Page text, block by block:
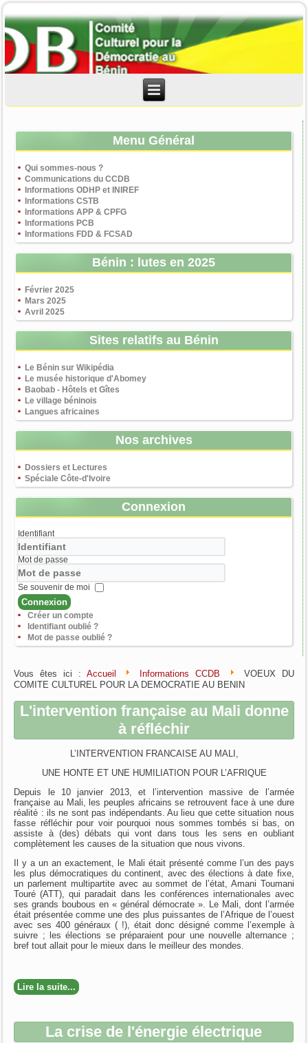
Menu Général
Qui sommes-nous ?
Communications du CCDB
Informations ODHP et INIREF
Informations CSTB
Informations APP & CPFG
Informations PCB
Informations FDD & FCSAD
Bénin : lutes en 2025
Février 2025
Mars 2025
Avril 2025
Sites relatifs au Bénin
Le Bénin sur Wikipédia
Le musée historique d'Abomey
Baobab - Hôtels et Gîtes
Le village béninois
Langues africaines
Nos archives
Dossiers et Lectures
Spéciale Côte-d'Ivoire
Connexion
Identifiant
Mot de passe
Se souvenir de moi
Connexion
Créer un compte
Identifiant oublié ?
Mot de passe oublié ?
Vous êtes ici : Accueil Informations CCDB
VOEUX DU
COMITE CULTUREL POUR LA DEMOCRATIE AU BENIN
L'intervention française au Mali donne
à réfléchir
L’INTERVENTION FRANCAISE AU MALI,
UNE HONTE ET UNE HUMILIATION POUR L’AFRIQUE
Depuis le 10 janvier 2013, et l’intervention massive de l’armée
française au Mali, les peuples africains se retrouvent face à une dure
réalité : ils ne sont pas indépendants. Au lieu que cette situation nous
fasse réfléchir pour voir pourquoi nous sommes tombés si bas, on
assiste à (des) débats qui vont dans tous les sens en oubliant
complètement les causes de la situation que nous vivons.
Il y a un an exactement, le Mali était présenté comme l’un des pays
les plus démocratiques du continent, avec des élections à date fixe,
un parlement multipartite avec au sommet de l’état, Amani Toumani
Touré (ATT), qui paradait dans les conférences internationales avec
ses grands boubous en « général démocrate ». Le Mali, dont l’armée
était présentée comme une des plus puissantes de l’Afrique de l’ouest
avec ses 400 généraux ( !), était donc désigné comme l’exemple à
suivre ; les élections se préparaient pour une nouvelle alternance ;
bref tout allait pour le mieux dans le meilleur des mondes.
Lire la suite...
La crise de l'énergie électrique